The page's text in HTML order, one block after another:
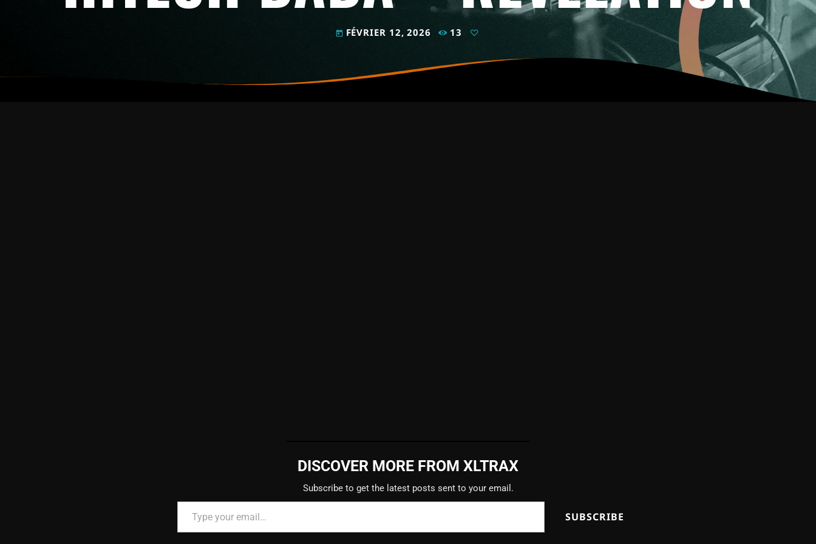
today FÉVRIER 12, 2026 13
DISCOVER MORE FROM XLTRAX
Subscribe to get the latest posts sent to your email.
SUBSCRIBE